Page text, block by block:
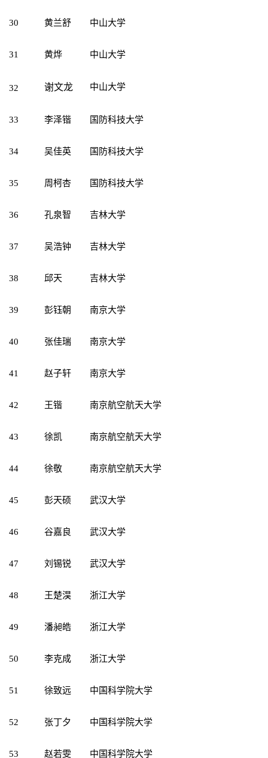
30 黄兰舒 中山大学
31 黄烨 中山大学
32 谢文龙 中山大学
33 李泽锴 国防科技大学
34 吴佳英 国防科技大学
35 周柯杏 国防科技大学
36 孔泉智 吉林大学
37 吴浩钟 吉林大学
38 邱天 吉林大学
39 彭钰朝 南京大学
40 张佳瑞 南京大学
41 赵子轩 南京大学
42 王锴 南京航空航天大学
43 徐凯 南京航空航天大学
44 徐敬 南京航空航天大学
45 彭天硕 武汉大学
46 谷嘉良 武汉大学
47 刘锡锐 武汉大学
48 王楚淏 浙江大学
49 潘昶皓 浙江大学
50 李克成 浙江大学
51 徐致远 中国科学院大学
52 张丁夕 中国科学院大学
53 赵若雯 中国科学院大学